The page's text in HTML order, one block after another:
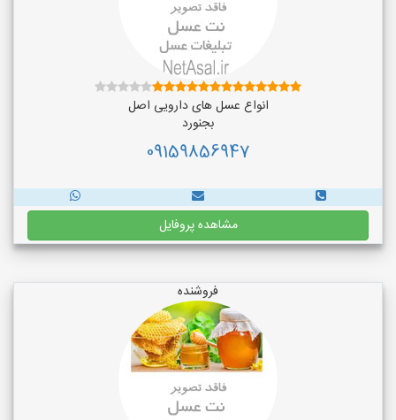
انواع عسل های دارویی اصل
بجنورد
09159856947
مشاهده پروفایل
فروشنده